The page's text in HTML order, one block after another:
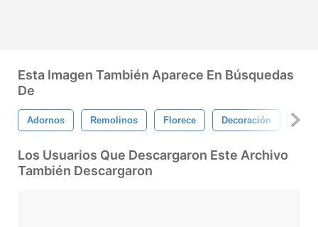
Esta Imagen También Aparece En Búsquedas
De
Adornos Remolinos Florece Decoración
Los Usuarios Que Descargaron Este Archivo
También Descargaron